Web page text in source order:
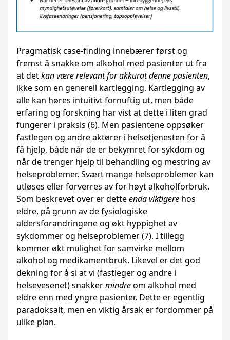
Pragmatisk case-finding innebærer først og
fremst å snakke om alkohol med pasienter ut fra
at detkan være relevant for akkurat denne pasienten,
ikke som en generell kartlegging. Kartlegging av
alle kan høres intuitivt fornuftig ut, men både
erfaring og forskning har vist at dette i liten grad
fungerer i praksis (6). Men pasientene oppsøker
fastlegen og andre aktører i helsetjenesten for å
få hjelp, både når de er bekymret for sykdom og
når de trenger hjelp til behandling og mestring av
helseproblemer. Svært mange helseproblemer kan
utløses eller forverres av for høyt alkoholforbruk.
Som beskrevet over er detteenda viktigere hos
eldre, på grunn av de fysiologiske
aldersforandringene og økt hyppighet av
sykdommer og helseproblemer (7). I tillegg
kommer økt mulighet for samvirke mellom
alkohol og medikamentbruk. Likevel er det god
dekning for å si at vi (fastleger og andre i
helsevesenet) snakkermindreom alkohol med
eldre enn med yngre pasienter. Dette er egentlig
paradoksalt, men en viktig årsak er fordommer på
ulike plan.